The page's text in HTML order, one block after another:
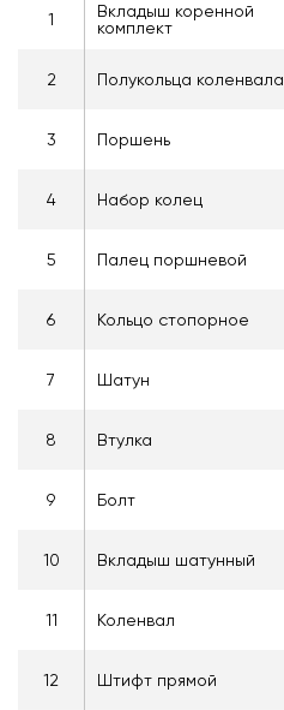
1
Вкладыш коренной
комплект
2 Полукольца коленвала
3 Поршень
4 Набор колец
5 Палец поршневой
6 Кольцо стопорное
7 Шатун
8 Втулка
9 Болт
10 Вкладыш шатунный
11 Коленвал
12 Штифт прямой